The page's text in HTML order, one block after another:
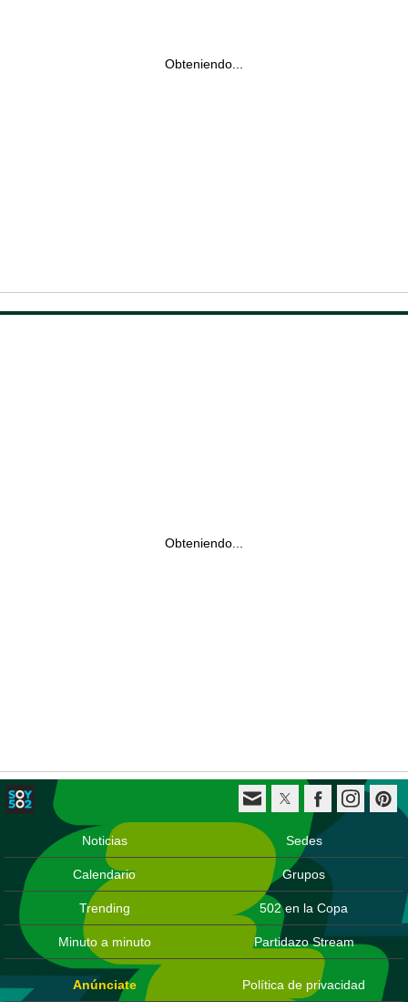
Obteniendo...
Obteniendo...
Noticias Sedes
Calendario Grupos
Trending 502 en la Copa
Minuto a minuto Partidazo Stream
Anúnciate Política de privacidad